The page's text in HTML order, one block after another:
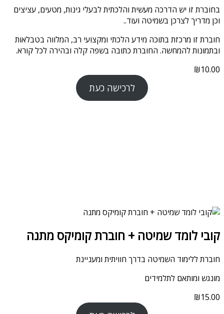
בחוברת זו יש הדרכה מעשית והלכתית לבעלי גינות, מטעים, עציצים
וכן מדריך לצרכן בשמיטה ועוד..
חוברת זו מרכזת בתוכה מידע הלכתי ומקצועי רב, המלווה בטבלאות
ובתמונות להמחשה. החוברת כתובה בשפה קלה ובהירה לכל קורא.
₪10.00
לרכישה כעת
קובי לומד שמיטה + חוברת קומיקס מתנה
חוברת ללימוד השמיטה בדרך חוויתית ומעניינת
מונגש ומותאם לתלמידים
₪15.00